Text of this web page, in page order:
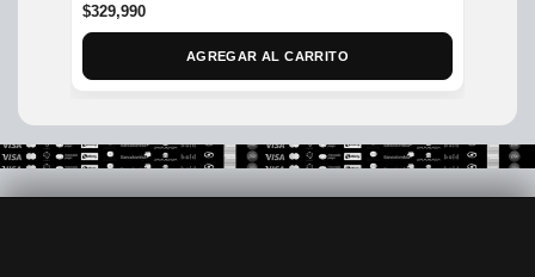
$329,990
AGREGAR AL CARRITO